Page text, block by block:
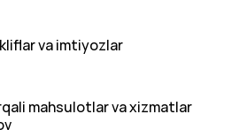
va imtiyozlar
mahsulotlar va xizmatlar